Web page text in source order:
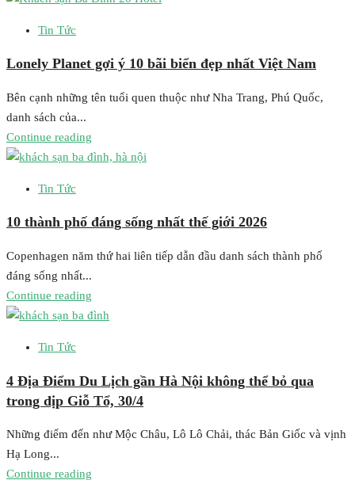
Tin Tức
Lonely Planet gợi ý 10 bãi biển đẹp nhất Việt Nam
Bên cạnh những tên tuổi quen thuộc như Nha Trang, Phú Quốc,
danh sách của...
Continue reading
Tin Tức
10 thành phố đáng sống nhất thế giới 2026
Copenhagen năm thứ hai liên tiếp dẫn đầu danh sách thành phố
đáng sống nhất...
Continue reading
Tin Tức
4 Địa Điểm Du Lịch gần Hà Nội không thể bỏ qua
trong dịp Giỗ Tổ, 30/4
Những điểm đến như Mộc Châu, Lô Lô Chải, thác Bản Giốc và vịnh
Hạ Long...
Continue reading